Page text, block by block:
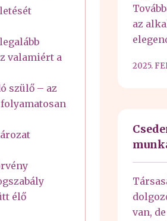
valamiért a
szülő – az
élő
az
2025.
van,